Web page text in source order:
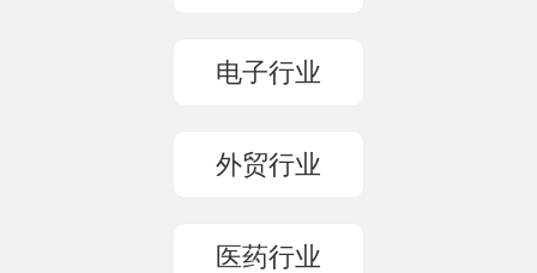
电子行业
外贸行业
医药行业